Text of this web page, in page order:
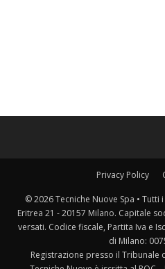
Privacy Policy
© 2026 Tecniche Nuove Spa •
Eritrea 21 - 20157 Milano. Capitale
versati. Codice fiscale, Partita Iva e
di Milano:
Registrazione presso il Tribunale